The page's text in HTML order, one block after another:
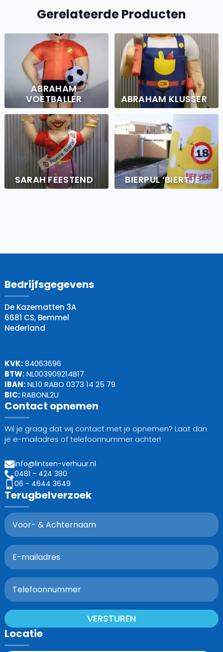
Gerelateerde Producten
ABRAHAM
VOETBALLER
ABRAHAM KLUSSER
SARAH FEESTEND BIERPUL ‘BIERTJE’
Bedrijfsgegevens
De Kazematten 3A
6681 CS, Bemmel
Nederland
KVK:84063696
BTW:NL003909214B17
IBAN:NL10 RABO 0373 14 25 79
BIC:RABONL2U
Contact opnemen
Wil je graag dat wij contact met je opnemen? Laat dan
je e-mailadres of telefoonnummer achter!
info@lintsen-verhuur.nl
0481 - 424 380
06 - 4644 3649
Terugbelverzoek
VERSTUREN
Locatie